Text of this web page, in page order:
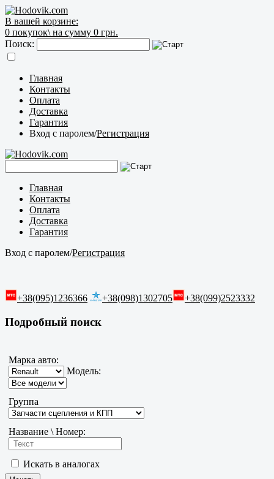
В вашей корзине:
0 покупок\ на сумму 0 грн.
Поиск:
Главная
Контакты
Оплата
Доставка
Гарантия
Вход с паролем/Регистрация
Главная
Контакты
Оплата
Доставка
Гарантия
Вход с паролем/Регистрация
+38(095)1236366 +38(098)1302705 +38(099)2523332
Подробный поиск
Марка авто:
Модель:
Группа
Название \ Номер:
Искать в аналогах